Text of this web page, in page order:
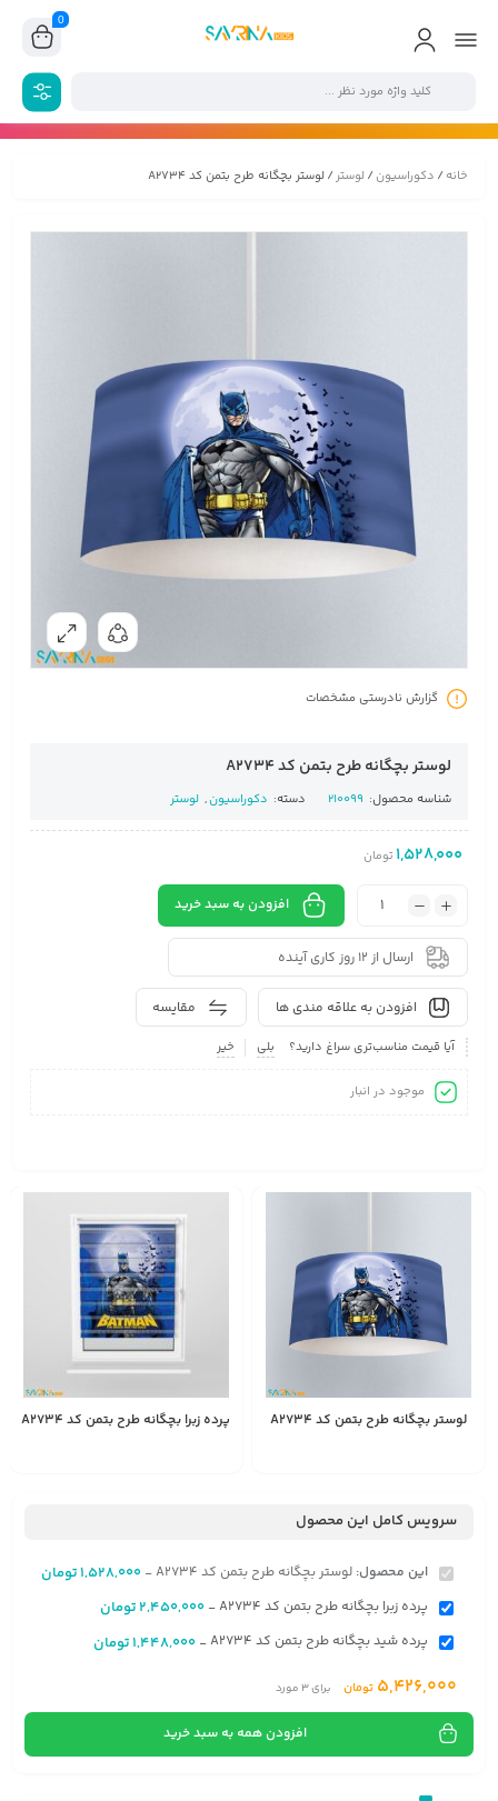
0
خانه/ دکوراسیون/ لوستر/ لوستر بچگانه طرح بتمن کد A2734
گزارش نادرستی مشخصات
لوستر بچگانه طرح بتمن کد A2734
شناسه محصول: 210099 دسته: دکوراسیون, لوستر
1,528,000 تومان
افزودن به سبد خرید
ارسال از 12 روز کاری آینده
مقایسه افزودن به علاقه مندی ها
آیا قیمت مناسب‌تری سراغ دارید؟ بلی خیر
موجود در انبار
لوستر بچگانه طرح بتمن کد A2734 پرده زبرا بچگانه طرح بتمن کد A2734
سرویس کامل این محصول
این محصول: لوستر بچگانه طرح بتمن کد A2734 -
1,528,000تومان
پرده زبرا بچگانه طرح بتمن کد A2734 -
2,450,000تومان
پرده شید بچگانه طرح بتمن کد A2734 -
1,448,000تومان
5,426,000 تومان برای3مورد
افزودن همه به سبد خرید